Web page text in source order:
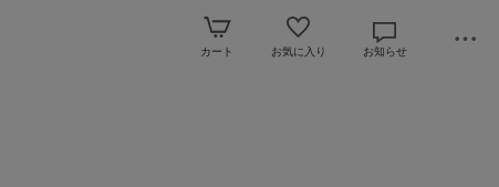
カート お気に入り お知らせ